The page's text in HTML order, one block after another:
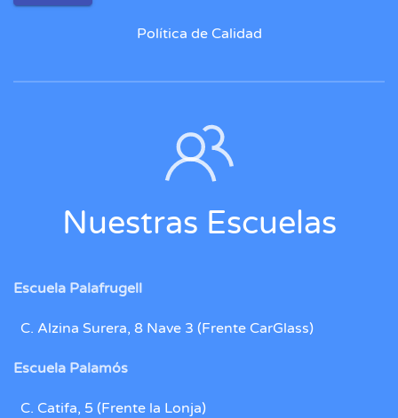
Política de Calidad
Nuestras Escuelas
Escuela Palafrugell
C. Alzina Surera, 8 Nave 3 (Frente CarGlass)
Escuela Palamós
C. Catifa, 5 (Frente la Lonja)